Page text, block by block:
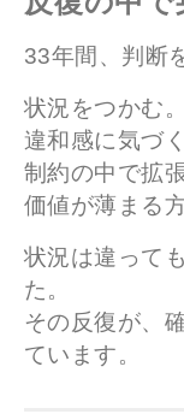
33年間、判断
状況をつかむ。
違和感に気づく
制約の中で拡
価値が薄まる
状況は違って
た。
その反復が、
ています。